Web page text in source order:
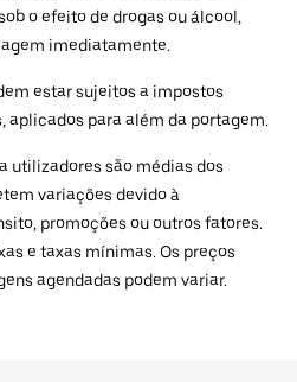
o efeito de drogas ou álcool,
imediatamente.
estar sujeitos a impostos
aplicados para além da portagem.
utilizadores são médias dos
variações devido à
promoções ou outros fatores.
e taxas mínimas. Os preços
agendadas podem variar.